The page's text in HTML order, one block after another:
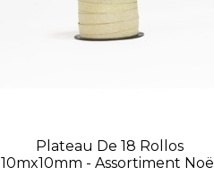
Plateau De 18 Rollos
10mx10mm - Assortiment Noël